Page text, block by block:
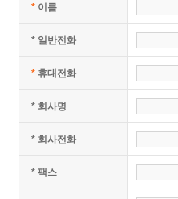
* 이름
* 일반전화
* 휴대전화
* 회사명
* 회사전화
* 팩스